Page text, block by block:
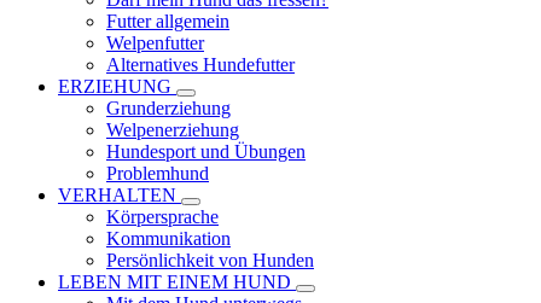
Futter allgemein
Welpenfutter
Alternatives Hundefutter
ERZIEHUNG
Grunderziehung
Welpenerziehung
Hundesport und Übungen
Problemhund
VERHALTEN
Körpersprache
Kommunikation
Persönlichkeit von Hunden
LEBEN MIT EINEM HUND